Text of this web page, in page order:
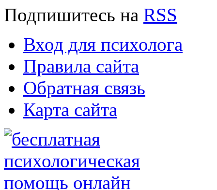
Подпишитесь на RSS
Вход для психолога
Правила сайта
Обратная связь
Карта сайта